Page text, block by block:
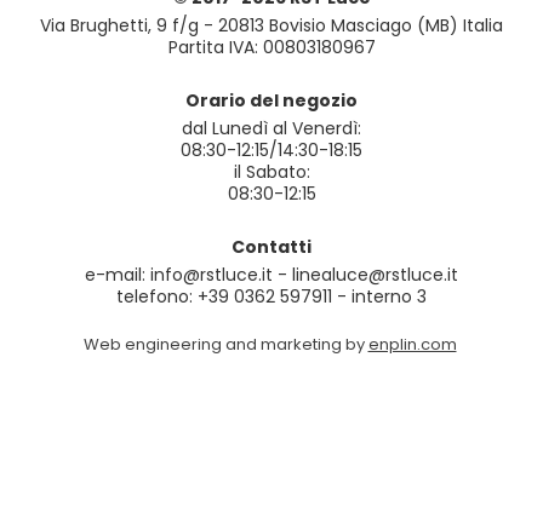
Via Brughetti, 9 f/g - 20813 Bovisio Masciago (MB) Italia
Partita IVA: 00803180967
Orario del negozio
dal Lunedì al Venerdì:
08:30-12:15/14:30-18:15
il Sabato:
08:30-12:15
Contatti
e-mail: info@rstluce.it - linealuce@rstluce.it
telefono: +39 0362 597911 - interno 3
Web engineering and marketing byenplin.com